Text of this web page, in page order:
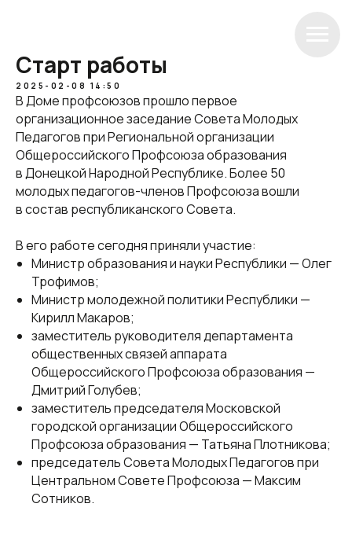
Старт работы
2025-02-08 14:50
В Доме профсоюзов прошло первое
организационное заседание Совета Молодых
Педагогов при Региональной организации
Общероссийского Профсоюза образования
в Донецкой Народной Республике. Более 50
молодых педагогов-членов Профсоюза вошли
в состав республиканского Совета.
В его работе сегодня приняли участие:
Министр образования и науки Республики — Олег
Трофимов;
Министр молодежной политики Республики —
Кирилл Макаров;
заместитель руководителя департамента
общественных связей аппарата
Общероссийского Профсоюза образования —
Дмитрий Голубев;
заместитель председателя Московской
городской организации Общероссийского
Профсоюза образования — Татьяна Плотникова;
председатель Совета Молодых Педагогов при
Центральном Совете Профсоюза — Максим
Сотников.